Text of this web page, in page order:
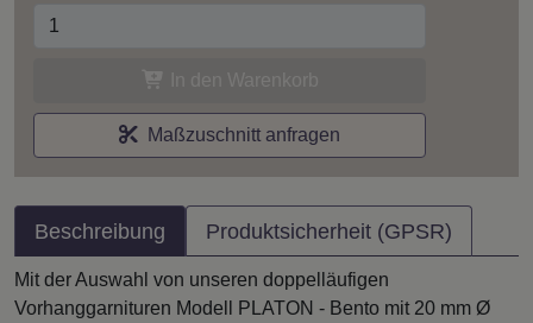
Maßzuschnitt anfragen
Beschreibung Produktsicherheit (GPSR)
Mit der Auswahl von unseren doppelläufigen
Vorhanggarnituren Modell PLATON - Bento mit 20 mm Ø